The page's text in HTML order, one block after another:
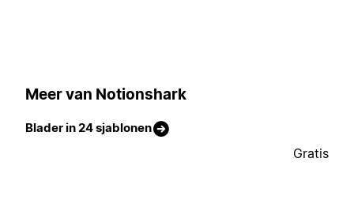
Meer van Notionshark
Blader in 24 sjablonen
Gratis